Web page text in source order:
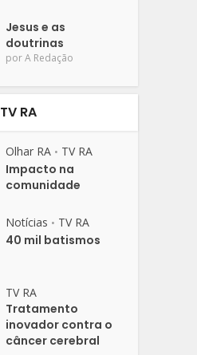
Jesus e as
doutrinas
porA Redação
TV RA
Olhar RA • TV RA
Impacto na
comunidade
Notícias • TV RA
40 mil batismos
TV RA
Tratamento
inovador contra o
câncer cerebral